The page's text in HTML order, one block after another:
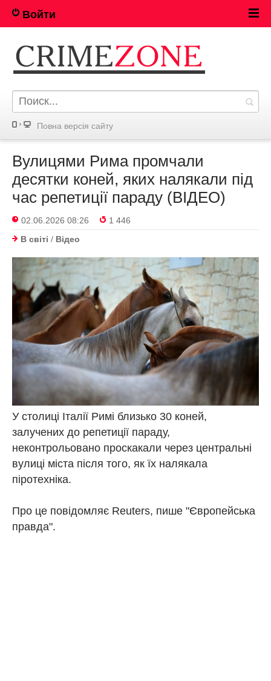
Войти
Повна версія сайту
Вулицями Рима промчали
десятки коней, яких налякали під
час репетиції параду (ВІДЕО)
02.06.2026 08:26
1 446
В світі / Відео
У столиці Італії Римі близько 30 коней,
залучених до репетиції параду,
неконтрольовано проскакали через центральні
вулиці міста після того, як їх налякала
піротехніка.
Про це повідомляє Reuters, пише "Європейська
правда".